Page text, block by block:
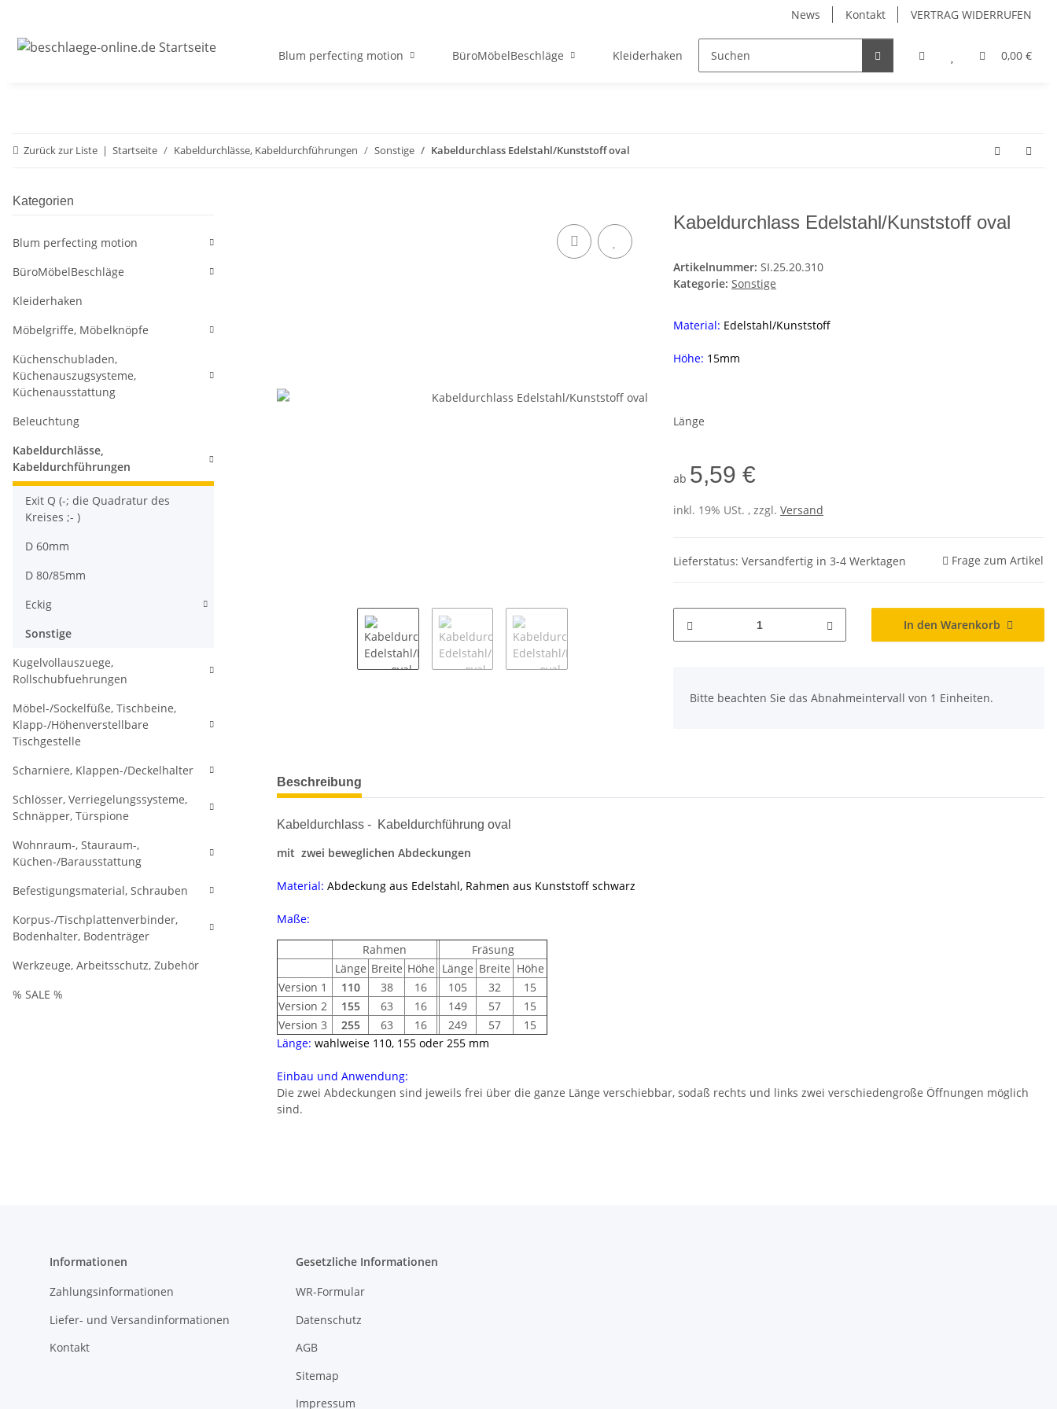
News Kontakt VERTRAG WIDERRUFEN
0,00 €
Blum perfecting motion BüroMöbelBeschläge Kleiderhaken Möbelgriffe, Möbelknöpfe Küchenschubladen,
Zurück zur Liste Startseite Kabeldurchlässe, Kabeldurchführungen Sonstige Kabeldurchlass Edelstahl/Kunststoff oval
Kabeldurchlass Edelstahl/Kunststoff oval
Artikelnummer: SI.25.20.310
Kategorie: Sonstige
Material: Edelstahl/Kunststoff
Höhe: 15mm
Länge
ab 5,59 €
inkl. 19% USt. , zzgl. Versand
Lieferstatus: Versandfertig in 3-4 Werktagen Frage zum Artikel
In den Warenkorb
Bitte beachten Sie das Abnahmeintervall von 1 Einheiten.
weitere Registerkarten anzeigen
Beschreibung
Kabeldurchlass - Kabeldurchführung oval
mit zwei beweglichen Abdeckungen
Material: Abdeckung aus Edelstahl, Rahmen aus Kunststoff schwarz
Maße:
Rahmen
Fräsung
Länge Breite Höhe Länge Breite Höhe
Version 1
110 38 16 105 32
15
Version 2
155 63 16 149 57
15
Version 3
255 63 16 249 57
15
Länge: wahlweise 110, 155 oder 255 mm
Einbau und Anwendung:
Die zwei Abdeckungen sind jeweils frei über die ganze Länge verschiebbar, sodaß rechts und links zwei verschiedengroße Öffnungen möglich
sind.
Kategorien
Blum perfecting motion
BüroMöbelBeschläge
Kleiderhaken
Möbelgriffe, Möbelknöpfe
Küchenschubladen,
Küchenauszugsysteme,
Küchenausstattung
Beleuchtung
Kabeldurchlässe,
Kabeldurchführungen
Exit Q (-; die Quadratur des
Kreises ;- )
D 60mm
D 80/85mm
Eckig
Sonstige
Kugelvollauszuege,
Rollschubfuehrungen
Möbel-/Sockelfüße, Tischbeine,
Klapp-/Höhenverstellbare
Tischgestelle
Scharniere, Klappen-/Deckelhalter
Schlösser, Verriegelungssysteme,
Schnäpper, Türspione
Wohnraum-, Stauraum-,
Küchen-/Barausstattung
Befestigungsmaterial, Schrauben
Korpus-/Tischplattenverbinder,
Bodenhalter, Bodenträger
Werkzeuge, Arbeitsschutz, Zubehör
% SALE %
Informationen
Zahlungsinformationen
Liefer- und Versandinformationen
Kontakt
Gesetzliche Informationen
WR-Formular
Datenschutz
AGB
Sitemap
Impressum